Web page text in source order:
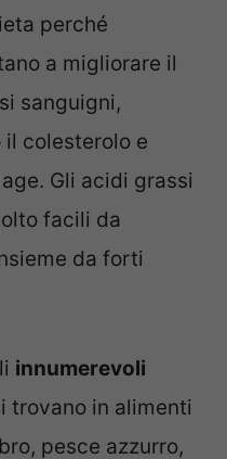
perché
a migliorare il
sanguigni,
colesterolo e
Gli acidi grassi
facili da
da forti
innumerevoli
trovano in alimenti
pesce azzurro,